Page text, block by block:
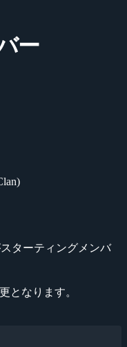
ー
ターティングメンバ
となります。